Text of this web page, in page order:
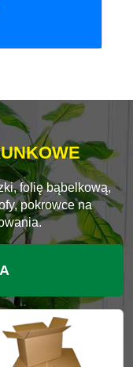
folię bąbelkową,
pokrowce na